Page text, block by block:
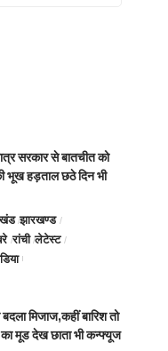
सरकार से बातचीत को
भूख हड़ताल छठे दिन भी
झारखण्ड
रांची लेटेस्ट
मिजाज,कहीं बारिश तो
का मूड देख छाता भी कन्फ्यूज